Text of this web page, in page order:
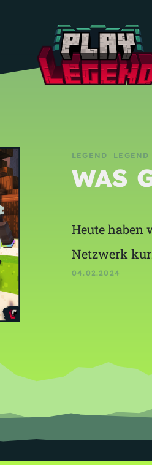
LEGEND LEGEND
WAS
Heute haben
Netzwerk
04.02.2024